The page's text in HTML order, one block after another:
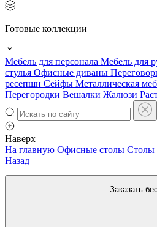
Готовые коллекции
Мебель для персонала Мебель для
стулья Офисные диваны
ресепшн Сейфы Металлическая
Перегородки Вешалки Жалюзи
Наверх
Заказать
На главную Офисные столы Столы
Назад